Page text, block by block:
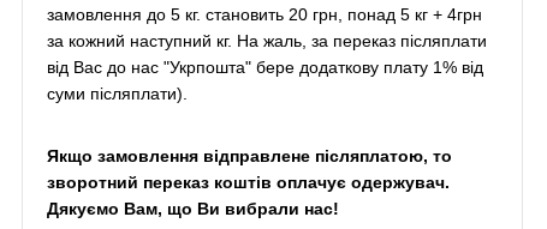
замовлення до 5 кг. становить 20 грн, понад 5 кг + 4грн
за кожний наступний кг. На жаль, за переказ післяплати
від Вас до нас "Укрпошта" бере додаткову плату 1% від
суми післяплати).
Якщо замовлення відправлене післяплатою, то
зворотний переказ коштів оплачує одержувач.
Дякуємо Вам, що Ви вибрали нас!